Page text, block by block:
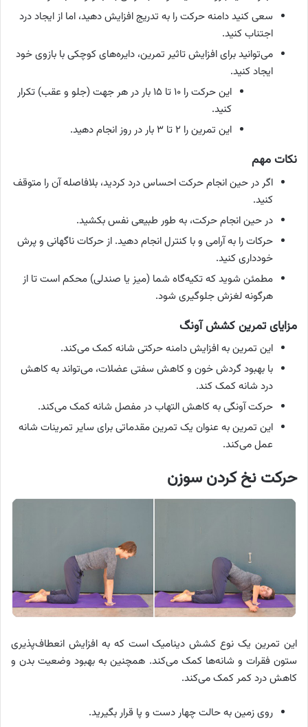
سعی کنید دامنه حرکت را به تدریج افزایش دهید، اما از ایجاد درد
اجتناب کنید.
می‌توانید برای افزایش تاثیر تمرین، دایره‌های کوچکی با بازوی خود
ایجاد کنید.
این حرکت را ۱۰ تا ۱۵ بار در هر جهت (جلو و عقب) تکرار
کنید.
این تمرین را ۲ تا ۳ بار در روز انجام دهید.
نکات مهم
اگر در حین انجام حرکت احساس درد کردید، بلافاصله آن را متوقف
کنید.
در حین انجام حرکت، به طور طبیعی نفس بکشید.
حرکات را به آرامی و با کنترل انجام دهید. از حرکات ناگهانی و پرش
خودداری کنید.
مطمئن شوید که تکیه‌گاه شما (میز یا صندلی) محکم است تا از
هرگونه لغزش جلوگیری شود.
مزایای تمرین کشش آونگ
این تمرین به افزایش دامنه حرکتی شانه کمک می‌کند.
با بهبود گردش خون و کاهش سفتی عضلات، می‌تواند به کاهش
درد شانه کمک کند.
حرکت آونگی به کاهش التهاب در مفصل شانه کمک می‌کند.
این تمرین به عنوان یک تمرین مقدماتی برای سایر تمرینات شانه
عمل می‌کند.
حرکت نخ کردن سوزن
این تمرین یک نوع کشش دینامیک است که به افزایش انعطاف‌پذیری
ستون فقرات و شانه‌ها کمک می‌کند. همچنین به بهبود وضعیت بدن و
کاهش درد کمر کمک می‌کند.
روی زمین به حالت چهار دست و پا قرار بگیرید.